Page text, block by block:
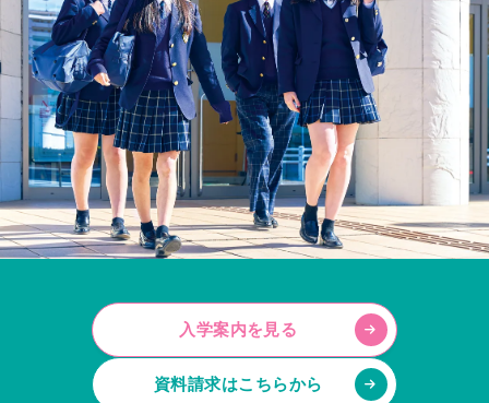
入学案内を見る
資料請求はこちらから